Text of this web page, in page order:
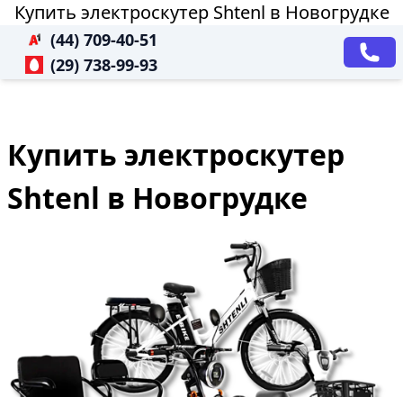
Купить электроскутер Shtenl в Новогрудке
(44) 709-40-51
(29) 738-99-93
Купить электроскутер
Shtenl в Новогрудке